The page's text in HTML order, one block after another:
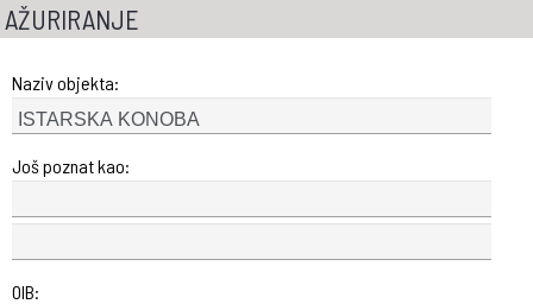
AŽURIRANJE
Naziv objekta:
Još poznat kao:
OIB: